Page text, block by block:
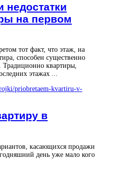
недостатки
на первом
тот факт, что этаж, на
способен существенно
Традиционно квартиры,
этажах ...
в
касающихся продажи
день уже мало кого